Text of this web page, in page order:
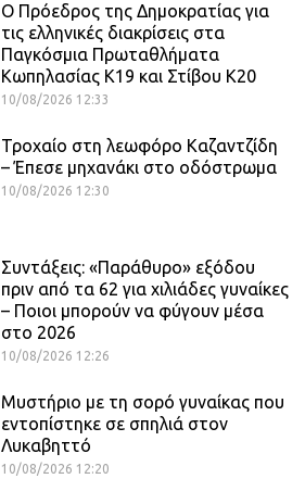
Ο Πρόεδρος της Δημοκρατίας για
τις ελληνικές διακρίσεις στα
Παγκόσμια Πρωταθλήματα
Κωπηλασίας Κ19 και Στίβου Κ20
10/08/2026 12:33
Τροχαίο στη λεωφόρο Καζαντζίδη
– Έπεσε μηχανάκι στο οδόστρωμα
10/08/2026 12:30
Συντάξεις: «Παράθυρο» εξόδου
πριν από τα 62 για χιλιάδες γυναίκες
– Ποιοι μπορούν να φύγουν μέσα
στο 2026
10/08/2026 12:26
Μυστήριο με τη σορό γυναίκας που
εντοπίστηκε σε σπηλιά στον
Λυκαβηττό
10/08/2026 12:20